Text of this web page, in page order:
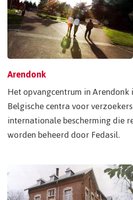
Arendonk
Het opvangcentrum in Arendonk
Belgische centra voor
internationale bescherming die
worden beheerd door Fedasil.